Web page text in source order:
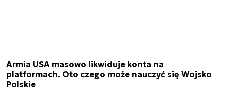
Armia USA masowo likwiduje konta na
platformach. Oto czego może nauczyć się Wojsko
Polskie